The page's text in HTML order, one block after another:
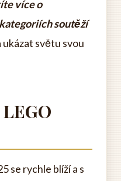
více o
soutěží
ukázat světu svou
se rychle blíží a s